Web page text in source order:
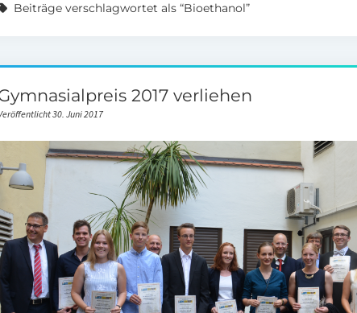
Beiträge verschlagwortet als “Bioethanol”
2017 verliehen
30. Juni 2017